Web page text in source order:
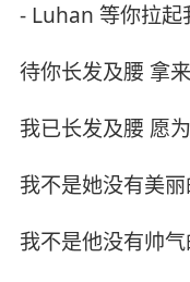
- Luhan 等你拉起
待你长发及腰 拿
我已长发及腰 愿
我不是她没有美
我不是他没有帅